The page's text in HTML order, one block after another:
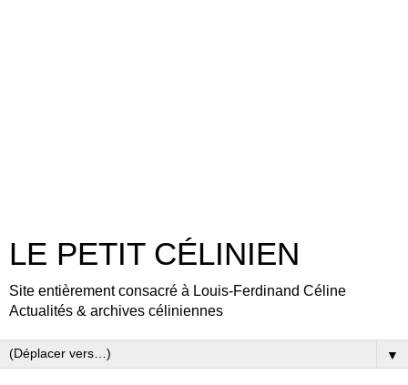
LE PETIT CÉLINIEN
Site entièrement consacré à Louis-Ferdinand Céline
Actualités & archives céliniennes
▼